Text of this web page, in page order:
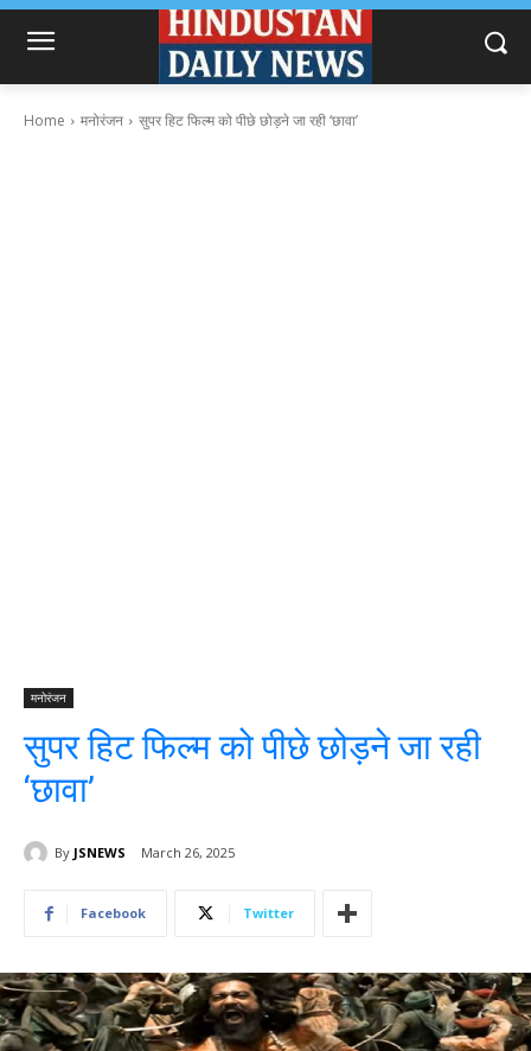
Home मनोरंजन सुपर हिट फिल्म को पीछे छोड़ने जा रही ‘छावा’
मनोरंजन
सुपर हिट फिल्म को पीछे छोड़ने जा रही
‘छावा’
By JSNEWS March 26, 2025
Facebook Twitter